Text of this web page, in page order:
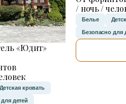
«Юдит»
Детская кровать
детей
/ ночь /
Белье
Безопасно для